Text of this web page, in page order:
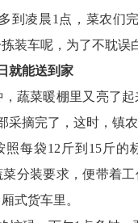
到凌晨1点，菜农们
装车呢，为了不耽误
就能送到家
，蔬菜暖棚里又亮了
采摘完了，这时，镇
照每袋12斤到15斤
菜分装要求，便带着
式货车里。